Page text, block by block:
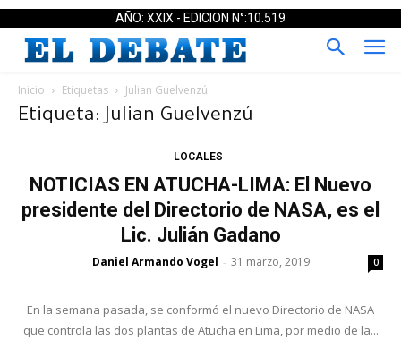
AÑO: XXIX - EDICION N°:10.519
Inicio Etiquetas Julian Guelvenzú
Etiqueta: Julian Guelvenzú
LOCALES
NOTICIAS EN ATUCHA-LIMA: El Nuevo
presidente del Directorio de NASA, es el
Lic. Julián Gadano
Daniel Armando Vogel - 31 marzo, 2019 0
En la semana pasada, se conformó el nuevo Directorio de NASA
que controla las dos plantas de Atucha en Lima, por medio de la...